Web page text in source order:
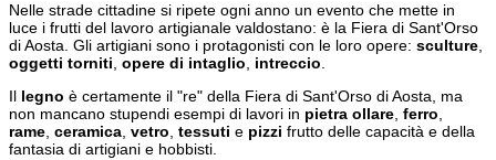
Nelle strade cittadine si ripete ogni anno un evento che mette in
luce i frutti del lavoro artigianale valdostano: è la Fiera di Sant'Orso
di Aosta. Gli artigiani sono i protagonisti con le loro opere: sculture,
oggetti torniti, opere di intaglio, intreccio.
Il legno è certamente il "re" della Fiera di Sant'Orso di Aosta, ma
non mancano stupendi esempi di lavori in pietra ollare, ferro,
rame, ceramica, vetro, tessuti e pizzi frutto delle capacità e della
fantasia di artigiani e hobbisti.